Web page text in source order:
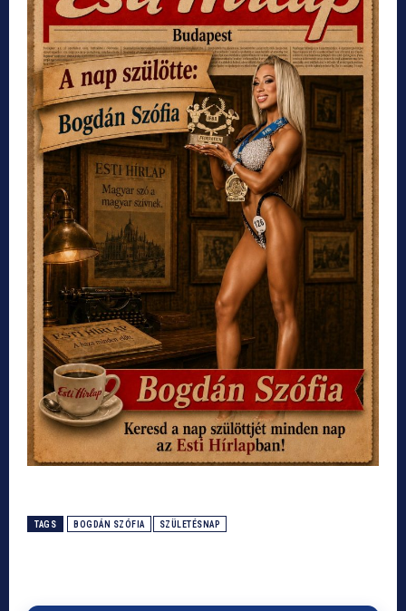
TAGS BOGDÁN SZÓFIA SZÜLETÉSNAP